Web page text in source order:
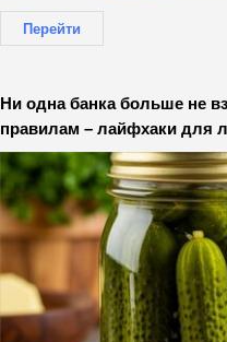
Перейти
Ни одна банка больше не
правилам – лайфхаки для